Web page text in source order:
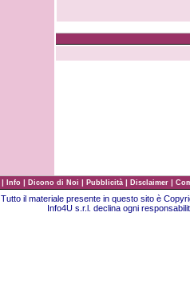
| Info | Dicono di Noi | Pubblicità | Disclaimer |
Tutto il materiale presente in questo sito è
Info4U s.r.l. declina ogni